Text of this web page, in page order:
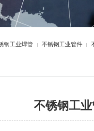
钢工业焊管 | 不锈钢工业管件 |
不锈钢工